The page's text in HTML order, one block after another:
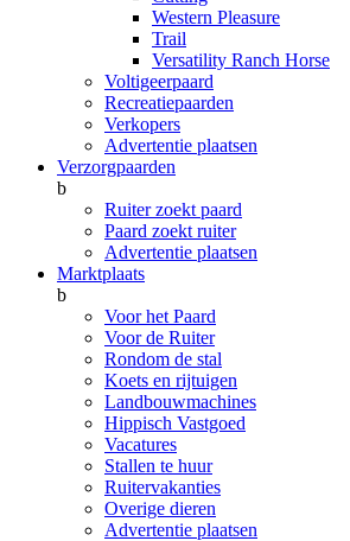
Western Pleasure
Trail
Versatility Ranch Horse
Voltigeerpaard
Recreatiepaarden
Verkopers
Advertentie plaatsen
Verzorgpaarden
b
Ruiter zoekt paard
Paard zoekt ruiter
Advertentie plaatsen
Marktplaats
b
Voor het Paard
Voor de Ruiter
Rondom de stal
Koets en rijtuigen
Landbouwmachines
Hippisch Vastgoed
Vacatures
Stallen te huur
Ruitervakanties
Overige dieren
Advertentie plaatsen